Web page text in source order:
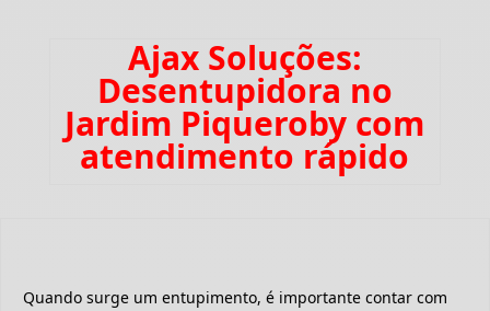
Ajax Soluções:
Desentupidora no
Jardim Piqueroby com
atendimento rápido
Quando surge um entupimento, é importante contar com